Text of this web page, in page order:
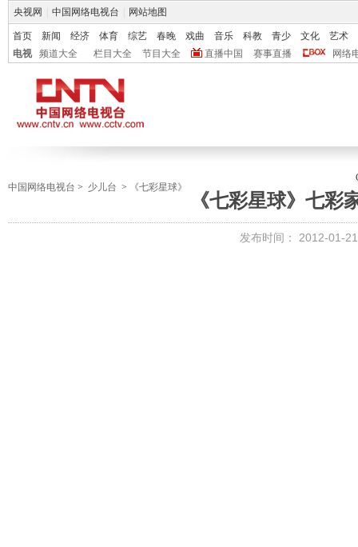
央视网 中国网络电视台 网站地图
首页 新闻 经济 体育 综艺 春晚 戏曲 音乐 科教 青少 文化
艺术
电视
频道大全 栏目大全 节目大全 直播中国 赛事直播 网络
中国网络电视台 > 少儿台 > 《七彩星球》
《七彩星球》七彩
发布时间： 2012-01-